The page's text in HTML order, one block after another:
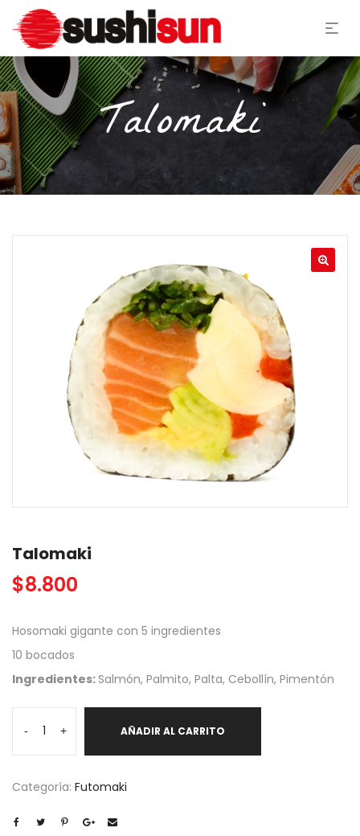
Talomaki
Talomaki
$8.800
Hosomaki gigante con 5 ingredientes
10 bocados
Ingredientes: Salmón, Palmito, Palta, Cebollín, Pimentón
-
cantidad+ AÑADIR AL CARRITO
Categoría: Futomaki